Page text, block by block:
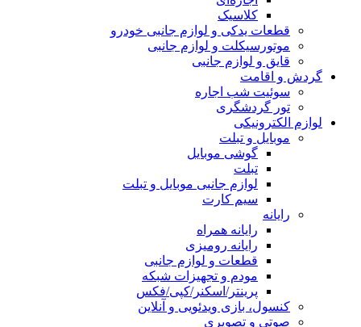
کلاسیک
قطعات یدکی و لوازم جانبی خودرو
موتورسیکلت و لوازم جانبی
قایق و لوازم جانبی
گردش و اقامت
سوئیت شب اجاره
تور گردشگری
لوازم الکترونیکی
موبایل و تبلت
گوشی موبایل
تبلت
لوازم جانبی موبایل و تبلت
سیم کارت
رایانه
رایانه همراه
رایانه رومیزی
قطعات و لوازم جانبی
مودم و تجهیزات شبکه
پرینتر/اسکنر/کپی/فکس
کنسول، بازی‌ ویدئویی و آنلاین
صوتی و تصویری